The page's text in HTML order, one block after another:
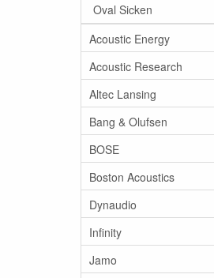
Oval Sicken
Acoustic Energy
Acoustic Research
Altec Lansing
Bang & Olufsen
BOSE
Boston Acoustics
Dynaudio
Infinity
Jamo